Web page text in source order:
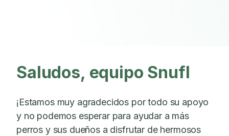
Saludos, equipo Snufl
¡Estamos muy agradecidos por todo su apoyo
y no podemos esperar para ayudar a más
perros y sus dueños a disfrutar de hermosos